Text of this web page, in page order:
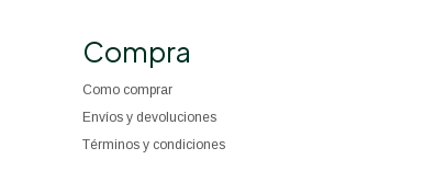
Compra
Como comprar
Envíos y devoluciones
Términos y condiciones